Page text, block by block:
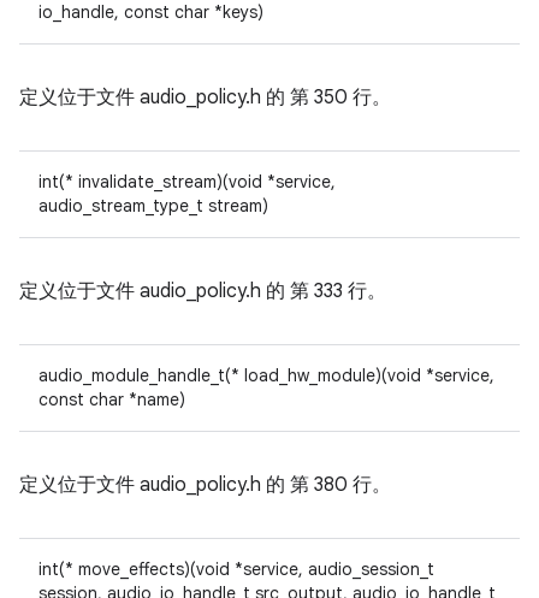
io_handle, const char *keys)
定义位于文件 audio_policy.h 的 第 350 行。
int(* invalidate_stream)(void *service,
audio_stream_type_t stream)
定义位于文件 audio_policy.h 的 第 333 行。
audio_module_handle_t(* load_hw_module)(void *service,
const char *name)
定义位于文件 audio_policy.h 的 第 380 行。
int(* move_effects)(void *service, audio_session_t
session, audio_io_handle_t src_output, audio_io_handle_t